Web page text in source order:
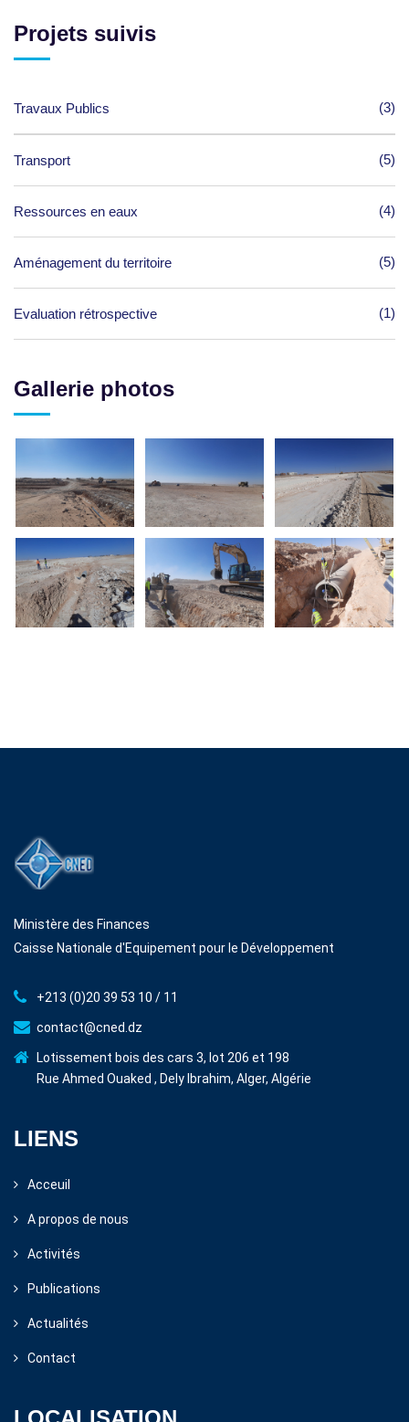
Projets suivis
Travaux Publics (3)
Transport (5)
Ressources en eaux (4)
Aménagement du territoire (5)
Evaluation rétrospective (1)
Gallerie photos
Ministère des Finances
Caisse Nationale d'Equipement pour le Développement
+213 (0)20 39 53 10 / 11
contact@cned.dz
Lotissement bois des cars 3, lot 206 et 198
Rue Ahmed Ouaked , Dely Ibrahim, Alger, Algérie
LIENS
Acceuil
A propos de nous
Activités
Publications
Actualités
Contact